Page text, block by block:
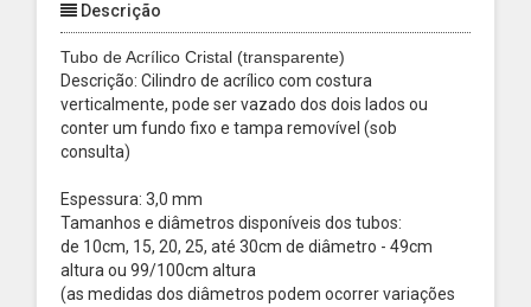
Descrição
Tubo de Acrílico Cristal (transparente)
Descrição: Cilindro de acrílico com costura
verticalmente, pode ser vazado dos dois lados ou
conter um fundo fixo e tampa removível (sob
consulta)
Espessura: 3,0 mm
Tamanhos e diâmetros disponíveis dos tubos:
de 10cm, 15, 20, 25, até 30cm de diâmetro - 49cm
altura ou 99/100cm altura
(as medidas dos diâmetros podem ocorrer variações